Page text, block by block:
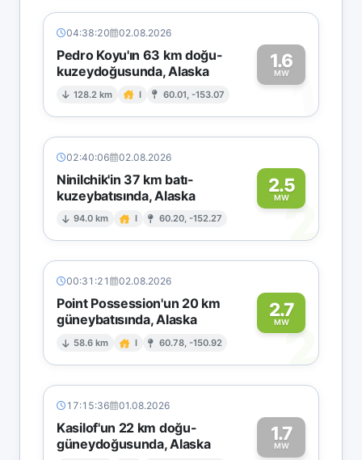
04:38:20 02.08.2026
Pedro Koyu'ın 63 km doğu-
kuzeydoğusunda, Alaska
128.2 km I 60.01, -153.07
1.6
MW1
02:40:06 02.08.2026
Ninilchik'in 37 km batı-
kuzeybatısında, Alaska
94.0 km I 60.20, -152.27
2.5
MW2
00:31:21 02.08.2026
Point Possession'un 20 km
güneybatısında, Alaska
58.6 km I 60.78, -150.92
2.7
MW2
17:15:36 01.08.2026
Kasilof'un 22 km doğu-
güneydoğusunda, Alaska
1.7
MW